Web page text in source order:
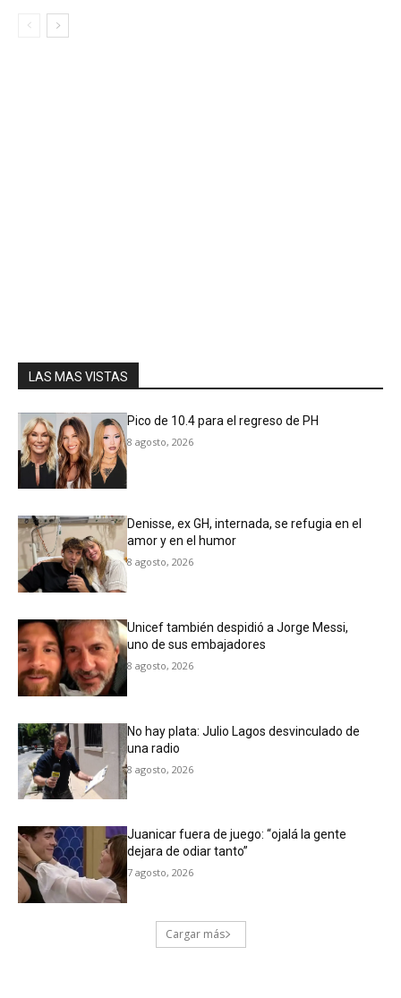
LAS MAS VISTAS
Pico de 10.4 para el regreso de PH
8 agosto, 2026
Denisse, ex GH, internada, se refugia en el
amor y en el humor
8 agosto, 2026
Unicef también despidió a Jorge Messi,
uno de sus embajadores
8 agosto, 2026
No hay plata: Julio Lagos desvinculado de
una radio
8 agosto, 2026
Juanicar fuera de juego: “ojalá la gente
dejara de odiar tanto”
7 agosto, 2026
Cargar más